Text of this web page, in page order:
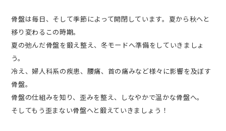
骨盤は毎日、そして季節によって開閉しています。夏から秋へと
移り変わるこの時期。
夏の弛んだ骨盤を鍛え整え、冬モードへ準備をしていきましょ
う。
冷え、婦人科系の疾患、腰痛、首の痛みなど様々に影響を及ぼす
骨盤。
骨盤の仕組みを知り、歪みを整え、しなやかで温かな骨盤へ。
そしてもう歪まない骨盤へと鍛えていきましょう！